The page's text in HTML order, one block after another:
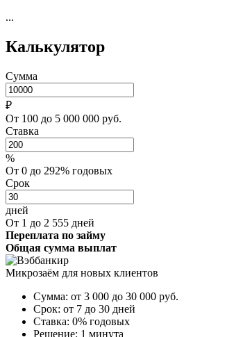
...
Калькулятор
Сумма
₽
От 100 до 5 000 000 руб.
Ставка
%
От 0 до 292% годовых
Срок
дней
От 1 до 2 555 дней
Переплата по займу
Общая сумма выплат
Микрозаём для новых клиентов
Сумма: от 3 000 до 30 000 руб.
Срок: от 7 до 30 дней
Ставка: 0% годовых
Решение: 1 минута